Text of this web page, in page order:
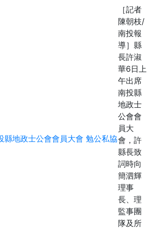
［記者
陳朝枝/
南投報
導］縣
長許淑
華6日上
午出席
南投縣
地政士
公會會
員大
會，許
縣長致
詞時向
簡泗輝
理事
長、理
監事團
隊及所